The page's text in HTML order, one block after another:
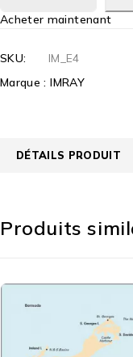
Acheter maintenant
SKU:
IM_E4
Marque :IMRAY
DÉTAILS PRODUIT
Produits